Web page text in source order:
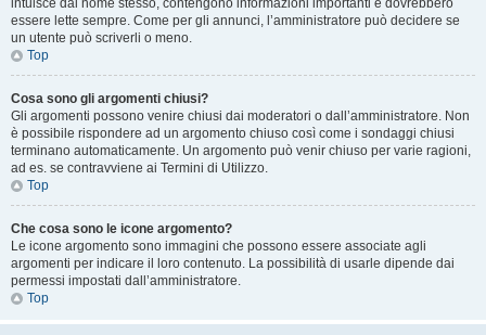
intuisce dal nome stesso, contengono informazioni importanti e dovrebbero
essere lette sempre. Come per gli annunci, l’amministratore può decidere se
un utente può scriverli o meno.
Top
Cosa sono gli argomenti chiusi?
Gli argomenti possono venire chiusi dai moderatori o dall’amministratore. Non
è possibile rispondere ad un argomento chiuso così come i sondaggi chiusi
terminano automaticamente. Un argomento può venir chiuso per varie ragioni,
ad es. se contravviene ai Termini di Utilizzo.
Top
Che cosa sono le icone argomento?
Le icone argomento sono immagini che possono essere associate agli
argomenti per indicare il loro contenuto. La possibilità di usarle dipende dai
permessi impostati dall’amministratore.
Top